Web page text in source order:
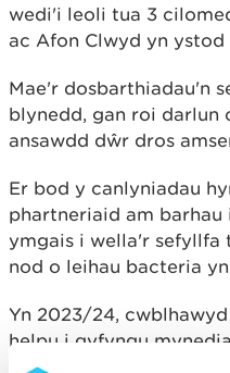
wedi'i leoli tua 3
ac Afon Clwyd yn
Mae'r dosbarthiadau'n
blynedd, gan roi darlun
ansawdd dŵr dros
Er bod y canlyniadau
phartneriaid am
ymgais i wella'r
nod o leihau bacteria
Yn 2023/24, cwblhawyd
helpu i gyfyngu
fod yn ffynhonnell o